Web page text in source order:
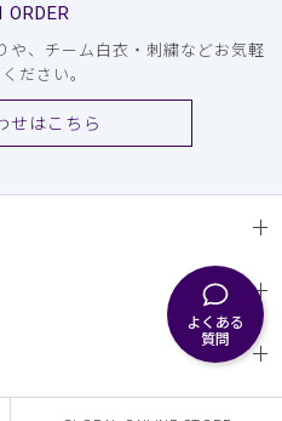
よくある
質問
ORDER
や、チーム白衣・刺繍などお気軽
ださい。
せはこちら